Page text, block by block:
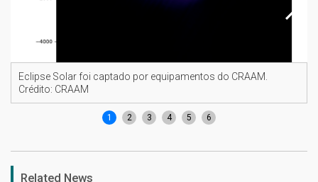
Eclipse Solar foi captado por equipamentos do CRAAM.
Crédito: CRAAM
1 2 3 4 5 6
Related News